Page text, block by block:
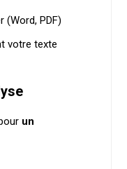
(Word, PDF)
votre texte
un